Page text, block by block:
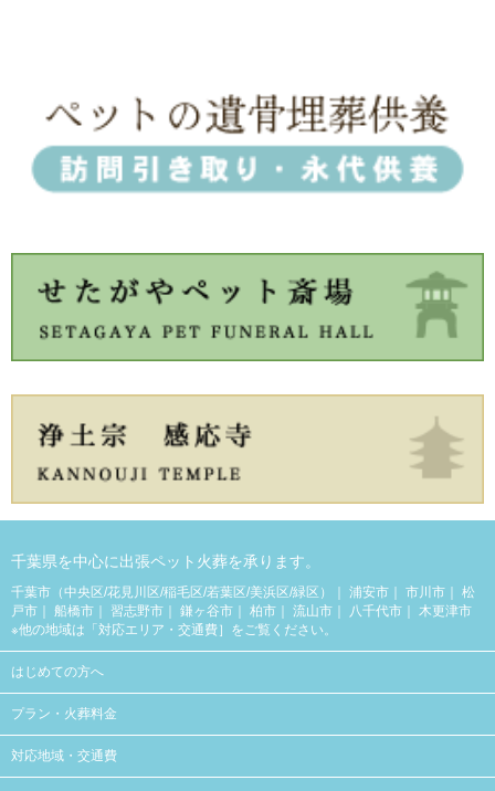
千葉県を中心に出張ペット火葬を承ります。
千葉市（中央区/花見川区/稲毛区/若葉区/美浜区/緑区） 浦安市 市川市
松
戸市
船橋市 習志野市 鎌ヶ谷市 柏市 流山市 八千代市
木更津市
※他の地域は「 対応エリア・交通費］をご覧ください。
はじめての方へ
プラン・火葬料金
対応地域・交通費